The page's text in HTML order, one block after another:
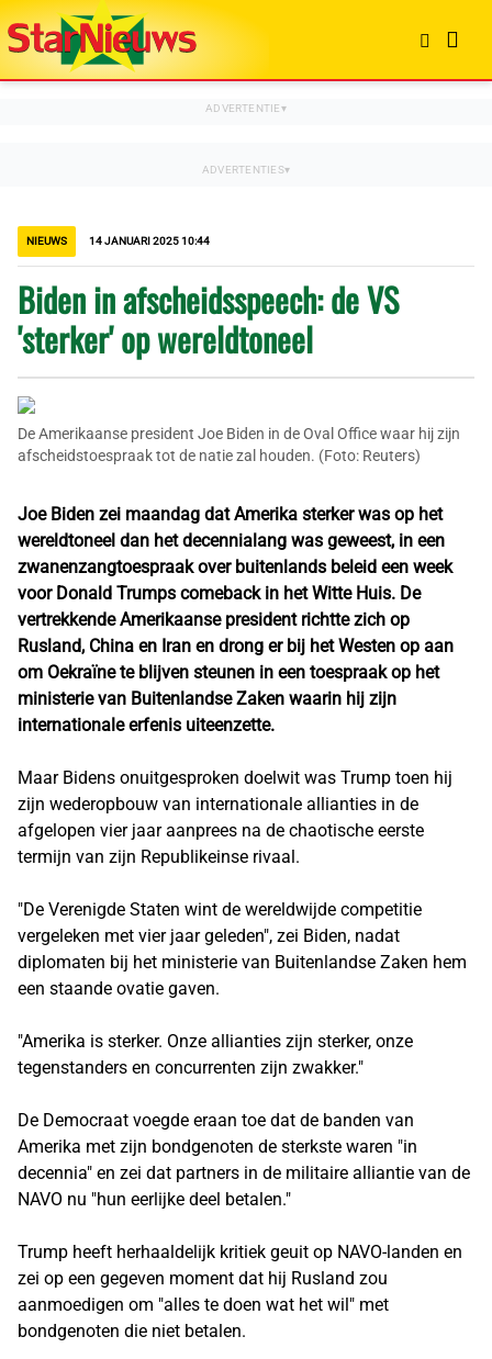
NIEUWS 14 JANUARI 2025 10:44
Biden in afscheidsspeech: de VS
'sterker' op wereldtoneel
De Amerikaanse president Joe Biden in de Oval Office waar hij zijn
afscheidstoespraak tot de natie zal houden. (Foto: Reuters)
Joe Biden zei maandag dat Amerika sterker was op het
wereldtoneel dan het decennialang was geweest, in een
zwanenzangtoespraak over buitenlands beleid een week
voor Donald Trumps comeback in het Witte Huis. De
vertrekkende Amerikaanse president richtte zich op
Rusland, China en Iran en drong er bij het Westen op aan
om Oekraïne te blijven steunen in een toespraak op het
ministerie van Buitenlandse Zaken waarin hij zijn
internationale erfenis uiteenzette.
Maar Bidens onuitgesproken doelwit was Trump toen hij
zijn wederopbouw van internationale allianties in de
afgelopen vier jaar aanprees na de chaotische eerste
termijn van zijn Republikeinse rivaal.
"De Verenigde Staten wint de wereldwijde competitie
vergeleken met vier jaar geleden", zei Biden, nadat
diplomaten bij het ministerie van Buitenlandse Zaken hem
een ​​staande ovatie gaven.
"Amerika is sterker. Onze allianties zijn sterker, onze
tegenstanders en concurrenten zijn zwakker."
De Democraat voegde eraan toe dat de banden van
Amerika met zijn bondgenoten de sterkste waren "in
decennia" en zei dat partners in de militaire alliantie van de
NAVO nu "hun eerlijke deel betalen."
Trump heeft herhaaldelijk kritiek geuit op NAVO-landen en
zei op een gegeven moment dat hij Rusland zou
aanmoedigen om "alles te doen wat het wil" met
bondgenoten die niet betalen.